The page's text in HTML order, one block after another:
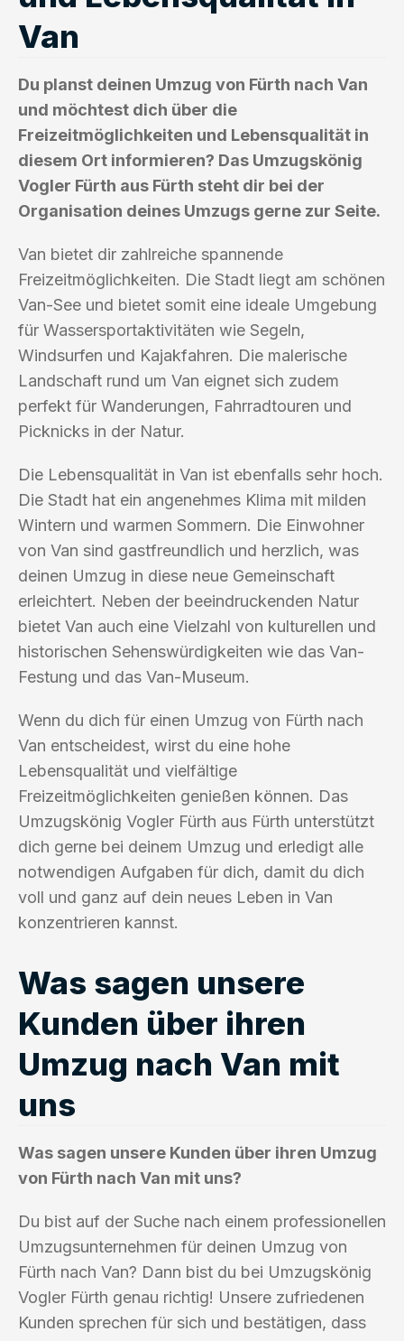
Van
Du planst deinen Umzug von Fürth nach Van
und möchtest dich über die
Freizeitmöglichkeiten und Lebensqualität in
diesem Ort informieren? Das Umzugskönig
Vogler Fürth aus Fürth steht dir bei der
Organisation deines Umzugs gerne zur Seite.
Van bietet dir zahlreiche spannende
Freizeitmöglichkeiten. Die Stadt liegt am schönen
Van-See und bietet somit eine ideale Umgebung
für Wassersportaktivitäten wie Segeln,
Windsurfen und Kajakfahren. Die malerische
Landschaft rund um Van eignet sich zudem
perfekt für Wanderungen, Fahrradtouren und
Picknicks in der Natur.
Die Lebensqualität in Van ist ebenfalls sehr hoch.
Die Stadt hat ein angenehmes Klima mit milden
Wintern und warmen Sommern. Die Einwohner
von Van sind gastfreundlich und herzlich, was
deinen Umzug in diese neue Gemeinschaft
erleichtert. Neben der beeindruckenden Natur
bietet Van auch eine Vielzahl von kulturellen und
historischen Sehenswürdigkeiten wie das Van-
Festung und das Van-Museum.
Wenn du dich für einen Umzug von Fürth nach
Van entscheidest, wirst du eine hohe
Lebensqualität und vielfältige
Freizeitmöglichkeiten genießen können. Das
Umzugskönig Vogler Fürth aus Fürth unterstützt
dich gerne bei deinem Umzug und erledigt alle
notwendigen Aufgaben für dich, damit du dich
voll und ganz auf dein neues Leben in Van
konzentrieren kannst.
Was sagen unsere
Kunden über ihren
Umzug nach Van mit
uns
Was sagen unsere Kunden über ihren Umzug
von Fürth nach Van mit uns?
Du bist auf der Suche nach einem professionellen
Umzugsunternehmen für deinen Umzug von
Fürth nach Van? Dann bist du bei Umzugskönig
Vogler Fürth genau richtig! Unsere zufriedenen
Kunden sprechen für sich und bestätigen, dass